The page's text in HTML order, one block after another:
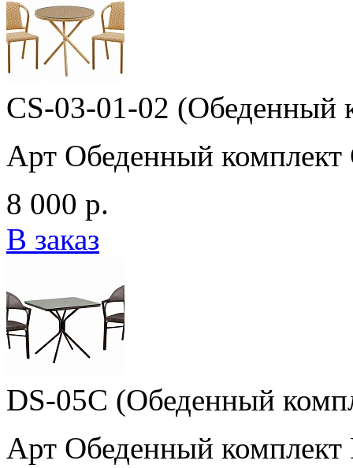
CS-03-01-02 (Обеденный
Арт Обеденный комплект
8 000 р.
В заказ
DS-05C (Обеденный
Арт Обеденный комплект